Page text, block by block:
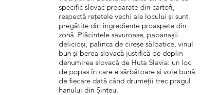
specific slovac preparate din cartofi,
respectă rețetele vechi ale locului și sunt
pregătite din ingrediente proaspete din
zonă. Plăcintele savuroase, papanașii
delicioși, palinca de cireșe sălbatice, vinul
bun și berea slovacă justifică pe deplin
denumirea slovacă de Huta Slavia: un loc
de popas în care e sărbătoare și voie bună
de fiecare dată când drumeții trec pragul
hanului din Șinteu.